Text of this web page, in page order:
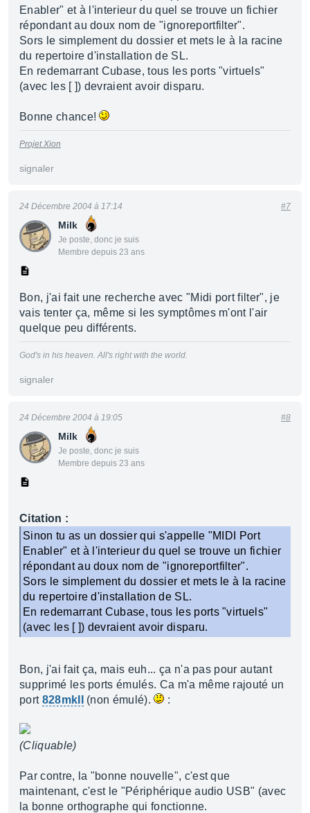
Enabler" et à l'interieur du quel se trouve un fichier
répondant au doux nom de "ignoreportfilter".
Sors le simplement du dossier et mets le à la racine
du repertoire d'installation de SL.
En redemarrant Cubase, tous les ports "virtuels"
(avec les [ ]) devraient avoir disparu.
Bonne chance!
Projet Xion
signaler
Milk
Je poste, donc je suis
Membre depuis 23 ans
24 Décembre 2004 à 17:14 #7
Bon, j'ai fait une recherche avec "Midi port filter", je
vais tenter ça, même si les symptômes m'ont l'air
quelque peu différents.
God's in his heaven. All's right with the world.
signaler
Milk
Je poste, donc je suis
Membre depuis 23 ans
24 Décembre 2004 à 19:05 #8
Citation :
Sinon tu as un dossier qui s'appelle "MIDI Port
Enabler" et à l'interieur du quel se trouve un fichier
répondant au doux nom de "ignoreportfilter".
Sors le simplement du dossier et mets le à la racine
du repertoire d'installation de SL.
En redemarrant Cubase, tous les ports "virtuels"
(avec les [ ]) devraient avoir disparu.
Bon, j'ai fait ça, mais euh... ça n'a pas pour autant
supprimé les ports émulés. Ca m'a même rajouté un
port 828mkII (non émulé). :
(Cliquable)
Par contre, la "bonne nouvelle", c'est que
maintenant, c'est le "Périphérique audio USB" (avec
la bonne orthographe qui fonctionne.